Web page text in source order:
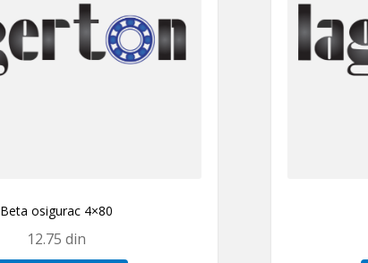
Beta osigurac 4×80
12.75 din